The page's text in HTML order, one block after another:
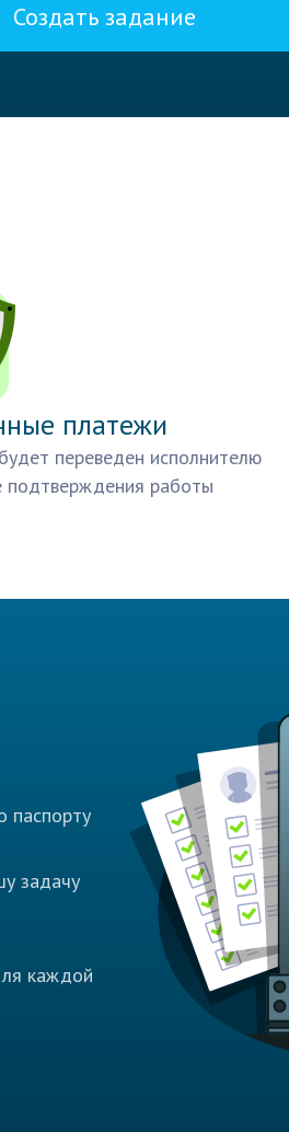
Создать задание
платежи
переведен исполнителю
подтверждения работы
паспорту
задачу
каждой